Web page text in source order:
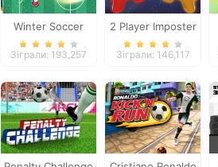
Winter Soccer
Зіграли: 193,257
2 Player Imposter
Soccer
Зіграли: 146,117